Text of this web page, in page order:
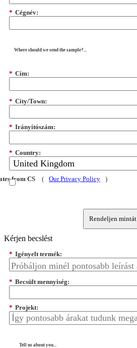
* Cégnév:
Where should we send the sample?...
* Cím:
* City/Town:
* Irányítószám:
* Country:
from CS ( Our Privacy Policy )
Rendeljen mintát
Kérjen becslést
* Igényelt termék:
* Becsült mennyiség:
* Projekt:
Tell us about you...